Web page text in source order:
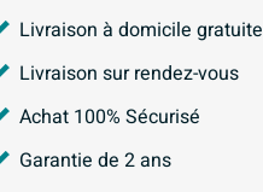
Livraison à domicile gratuite
Livraison sur rendez-vous
Achat 100% Sécurisé
Garantie de 2 ans